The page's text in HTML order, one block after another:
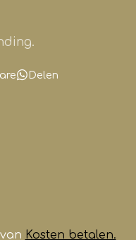
Delen
Kosten betalen.